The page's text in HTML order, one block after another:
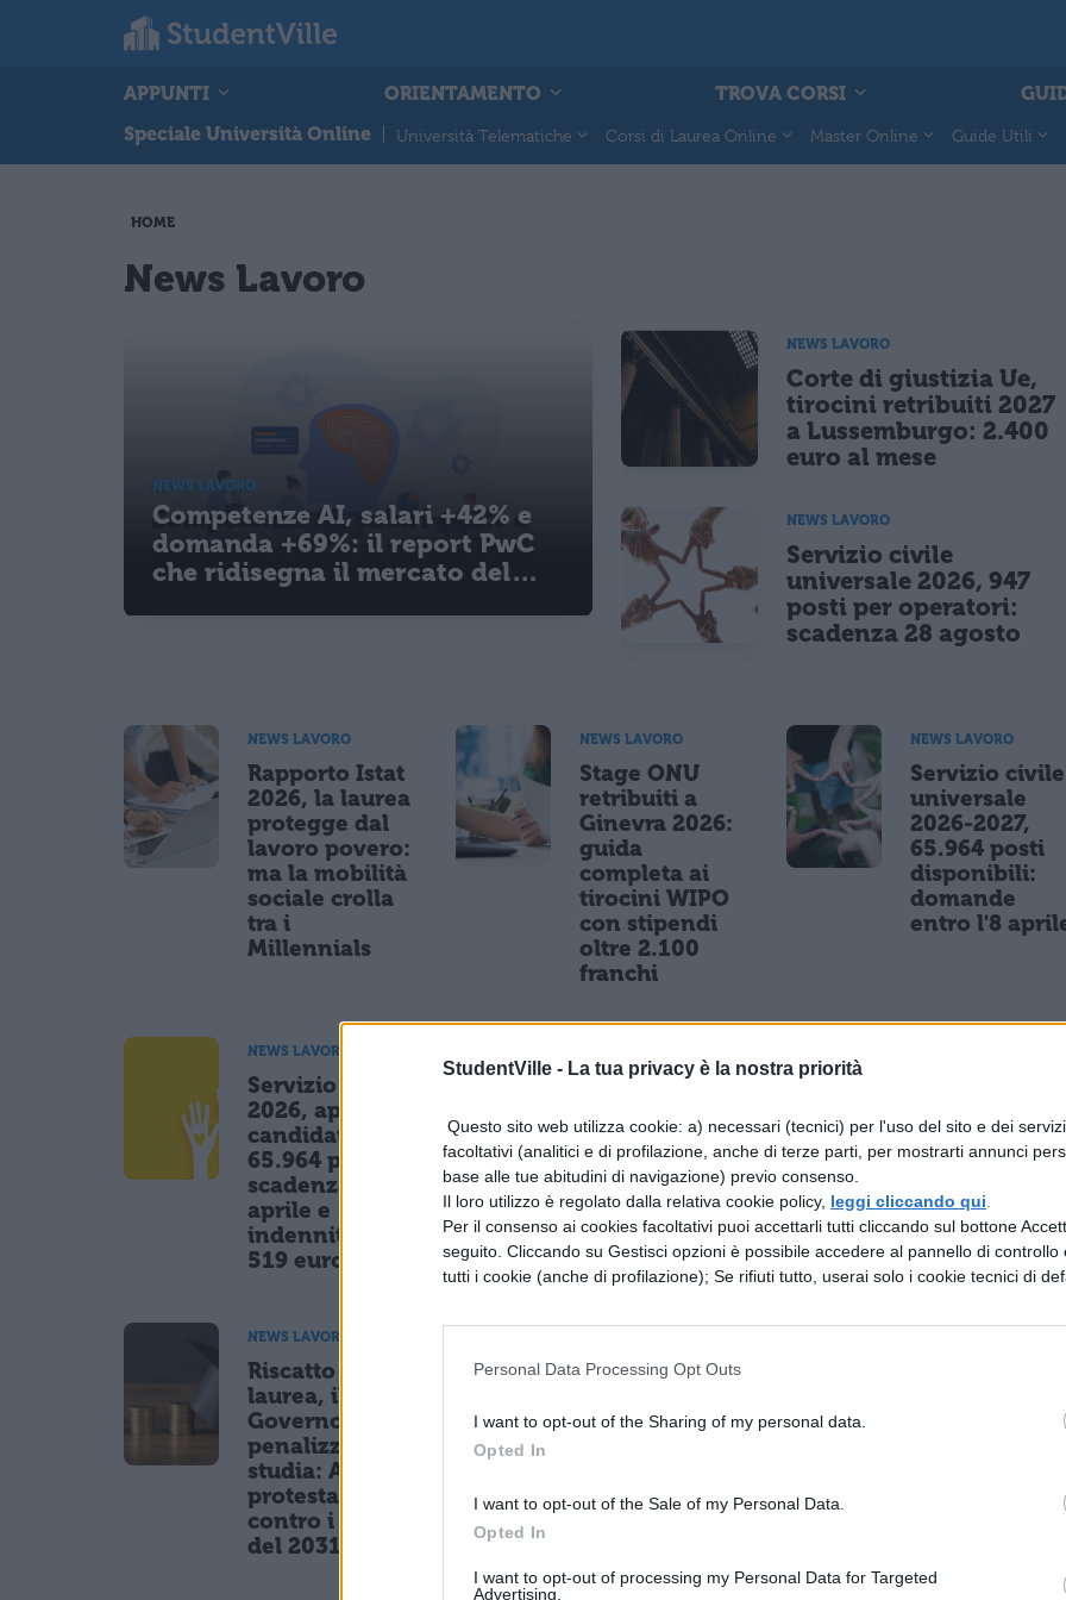
StudentVille - La tua privacy è la nostra priorità
Questo sito web utilizza cookie: a) necessari (tecnici) per l'uso del sito e dei
facoltativi (analitici e di profilazione, anche di terze parti, per mostrarti annunci
base alle tue abitudini di navigazione) previo consenso.
Il loro utilizzo è regolato dalla relativa cookie policy, leggi cliccando qui
Per il consenso ai cookies facoltativi puoi accettarli tutti cliccando sul bottone
seguito. Cliccando su Gestisci opzioni è possibile accedere al pannello di controllo
tutti i cookie (anche di profilazione); Se rifiuti tutto, userai solo i cookie tecnici di
Personal Data Processing Opt Outs
I want to opt-out of the Sharing of my personal data.
Opted In
I want to opt-out of the Sale of my Personal Data.
Opted In
I want to opt-out of processing my Personal Data for Targeted
Advertising.
APPUNTI ORIENTAMENTO TROVA CORSI
Speciale Università Online
Università Telematiche Corsi di Laurea Online Master Online Guide Utili
HOME
News Lavoro
NEWS LAVORO
Competenze AI, salari +42% e
domanda +69%: il report PwC
che ridisegna il mercato del
NEWS LAVORO
Corte di giustizia Ue,
tirocini retribuiti 2027
a Lussemburgo: 2.400
euro al mese
NEWS LAVORO
Servizio civile
universale 2026, 947
posti per operatori:
scadenza 28 agosto
NEWS LAVORO
Rapporto Istat
2026, la laurea
protegge dal
lavoro povero:
ma la mobilità
sociale crolla
tra i
Millennials
NEWS LAVORO
Stage ONU
retribuiti a
Ginevra 2026:
guida
completa ai
tirocini WIPO
con stipendi
oltre 2.100
franchi
NEWS LAVORO
Servizio civile
universale
2026-2027,
65.964 posti
disponibili:
domande
entro l'8
NEWS LAVORO
Servizio civile
2026, aperte le
candidature:
65.964 posti,
scadenza 8
aprile e
indennità di
519 euro
Natalità in
penalizzate
sul lavoro:
l'Istat chiede
nidi e stabilità
presenta la
proposta per
giovani:
funziona
NEWS LAVORO
Riscatto
laurea, il
Governo
penalizza chi
studia: Anief
protesta
contro i tagli
del 2031
Manovra 2026,
penalizzazioni
breve e
anni